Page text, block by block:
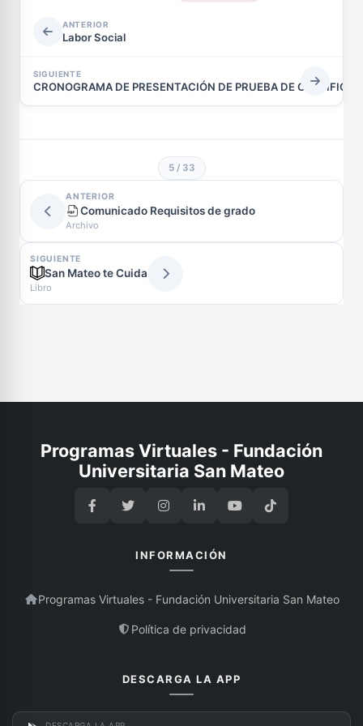
ANTERIOR
Labor Social
SIGUIENTE
CRONOGRAMA DE PRESENTACIÓN DE PRUEBA DE
ANTERIOR
Comunicado Requisitos de grado
Archivo
5 / 33
SIGUIENTE
San Mateo te Cuida
Libro
Programas Virtuales - Fundación
Universitaria San Mateo
INFORMACIÓN
Programas Virtuales - Fundación Universitaria San Mateo
Política de privacidad
DESCARGA LA APP